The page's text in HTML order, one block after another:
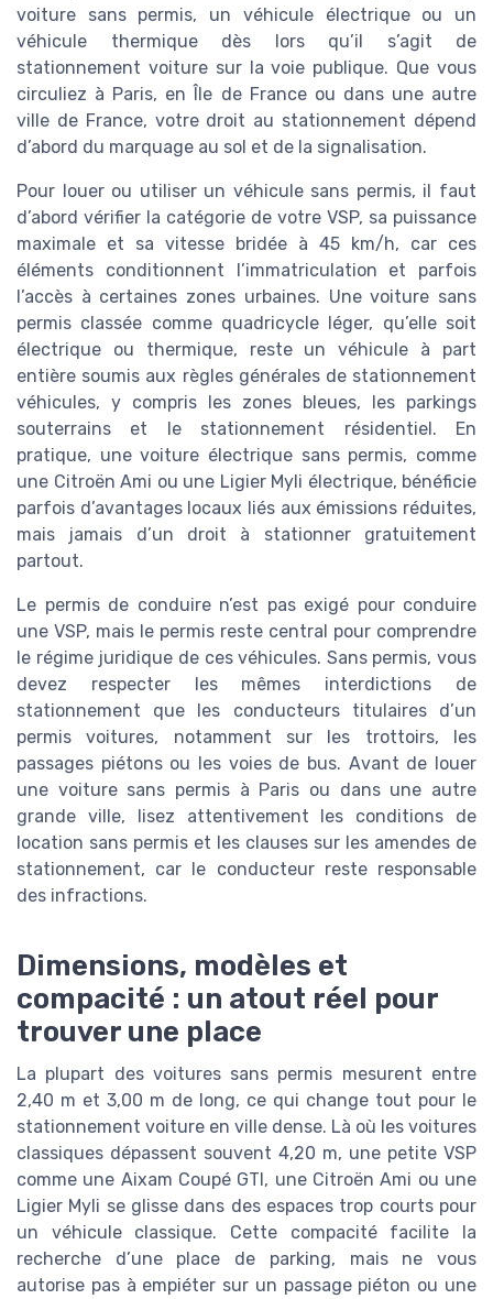
voiture sans permis, un véhicule électrique ou un
véhicule thermique dès lors qu’il s’agit de
stationnement voiture sur la voie publique. Que vous
circuliez à Paris, en Île de France ou dans une autre
ville de France, votre droit au stationnement dépend
d’abord du marquage au sol et de la signalisation.
Pour louer ou utiliser un véhicule sans permis, il faut
d’abord vérifier la catégorie de votre VSP, sa puissance
maximale et sa vitesse bridée à 45 km/h, car ces
éléments conditionnent l’immatriculation et parfois
l’accès à certaines zones urbaines. Une voiture sans
permis classée comme quadricycle léger, qu’elle soit
électrique ou thermique, reste un véhicule à part
entière soumis aux règles générales de stationnement
véhicules, y compris les zones bleues, les parkings
souterrains et le stationnement résidentiel. En
pratique, une voiture électrique sans permis, comme
une Citroën Ami ou une Ligier Myli électrique, bénéficie
parfois d’avantages locaux liés aux émissions réduites,
mais jamais d’un droit à stationner gratuitement
partout.
Le permis de conduire n’est pas exigé pour conduire
une VSP, mais le permis reste central pour comprendre
le régime juridique de ces véhicules. Sans permis, vous
devez respecter les mêmes interdictions de
stationnement que les conducteurs titulaires d’un
permis voitures, notamment sur les trottoirs, les
passages piétons ou les voies de bus. Avant de louer
une voiture sans permis à Paris ou dans une autre
grande ville, lisez attentivement les conditions de
location sans permis et les clauses sur les amendes de
stationnement, car le conducteur reste responsable
des infractions.
Dimensions, modèles et
compacité : un atout réel pour
trouver une place
La plupart des voitures sans permis mesurent entre
2,40 m et 3,00 m de long, ce qui change tout pour le
stationnement voiture en ville dense. Là où les voitures
classiques dépassent souvent 4,20 m, une petite VSP
comme une Aixam Coupé GTI, une Citroën Ami ou une
Ligier Myli se glisse dans des espaces trop courts pour
un véhicule classique. Cette compacité facilite la
recherche d’une place de parking, mais ne vous
autorise pas à empiéter sur un passage piéton ou une